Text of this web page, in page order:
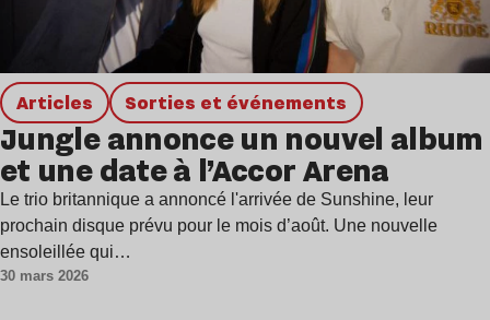
Articles Sorties et événements
Jungle annonce un nouvel album
et une date à l’Accor Arena
Le trio britannique a annoncé l'arrivée de Sunshine, leur
prochain disque prévu pour le mois d’août. Une nouvelle
ensoleillée qui…
30 mars 2026